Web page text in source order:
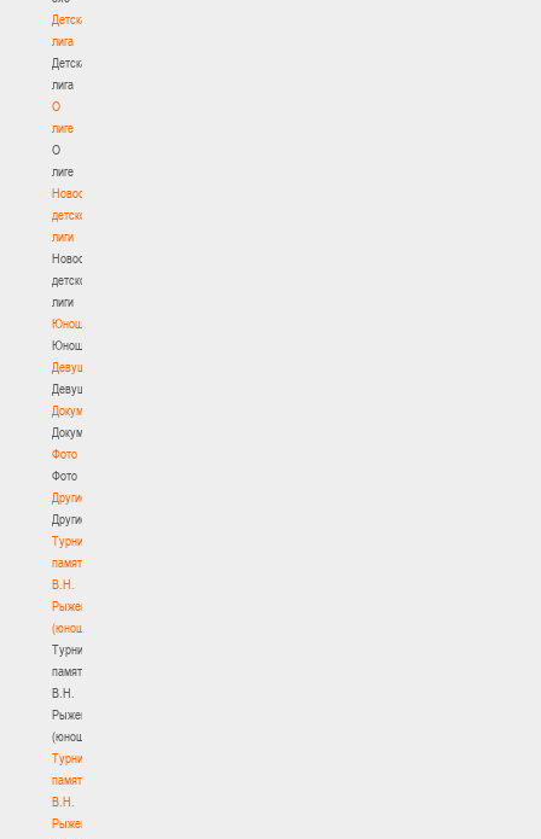
Детская
лига
Детская
лига
О
лиге
О
лиге
Новости
детской
лиги
Новости
детской
лиги
Юноши
Юноши
Девушки
Девушки
Документы
Документы
Фото
Фото
Другие
Другие
Турнир
памяти
В.Н.
Рыженкова
(юноши)
Турнир
памяти
В.Н.
Рыженкова
(юноши)
Турнир
памяти
В.Н.
Рыженкова